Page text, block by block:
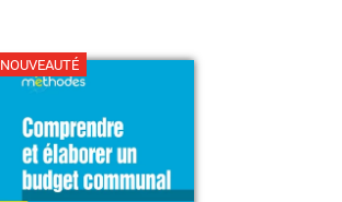
NOUVEAUTÉ